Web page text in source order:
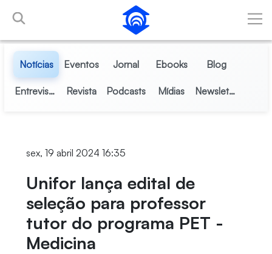
Pular para o Conteúdo principal
Notícias Eventos Jornal Ebooks Blog
Entrevistas Revista Podcasts Mídias Newsletter
sex, 19 abril 2024 16:35
Unifor lança edital de
seleção para professor
tutor do programa PET -
Medicina